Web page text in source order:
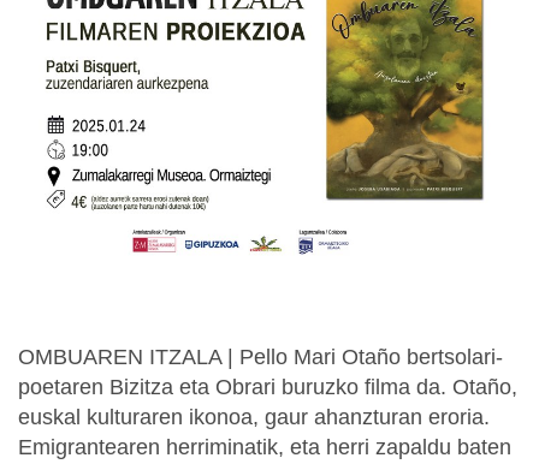
OMBUAREN ITZALA | Pello Mari Otaño bertsolari-
poetaren Bizitza eta Obrari buruzko filma da. Otaño,
euskal kulturaren ikonoa, gaur ahanzturan eroria.
Emigrantearen herriminatik, eta herri zapaldu baten